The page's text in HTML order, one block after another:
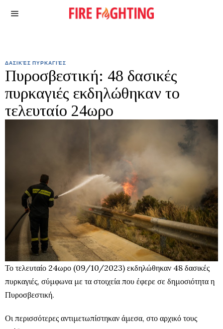
ΔΑΣΙΚΈΣ ΠΥΡΚΑΓΙΈΣ
Πυροσβεστική: 48 δασικές
πυρκαγιές εκδηλώθηκαν το
τελευταίο 24ωρο
Το τελευταίο 24ωρο (09/10/2023) εκδηλώθηκαν 48 δασικές
πυρκαγιές, σύμφωνα με τα στοιχεία που έφερε σε δημοσιότητα η
Πυροσβεστική.
Οι περισσότερες αντιμετωπίστηκαν άμεσα, στο αρχικό τους